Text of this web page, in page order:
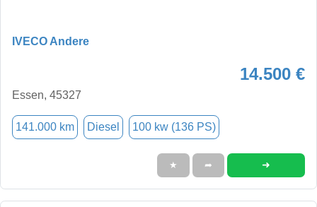
IVECO Andere
14.500 €
Essen, 45327
141.000 km Diesel 100 kw (136 PS)
★ ➦ ➜